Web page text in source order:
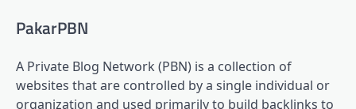
PakarPBN
A Private Blog Network (PBN) is a collection of
websites that are controlled by a single individual or
organization and used primarily to build backlinks to